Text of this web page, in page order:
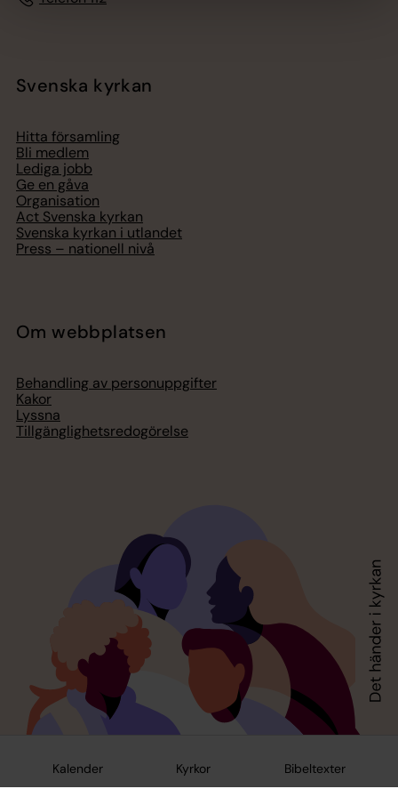
Kalender Kyrkor Bibeltexter
Svenska kyrkan
Hitta församling
Bli medlem
Lediga jobb
Ge en gåva
Organisation
Act Svenska kyrkan
Svenska kyrkan i utlandet
Press – nationell nivå
Om webbplatsen
Behandling av personuppgifter
Kakor
Lyssna
Tillgänglighetsredogörelse